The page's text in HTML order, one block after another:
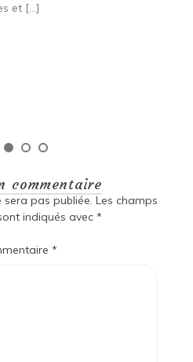
et […]
commentaire
pas publiée. Les champs
indiqués avec *
*